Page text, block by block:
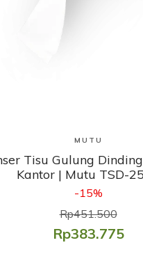
Lihat Produk
MUTU
Tisu Gulung
Kantor | Mutu TSD-
-15%
Rp451.500
Rp383.775